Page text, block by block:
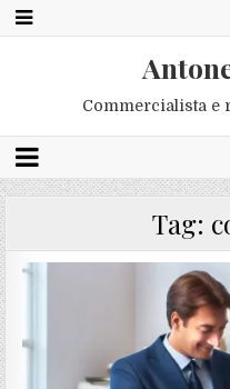
Commercialista e
Tag: